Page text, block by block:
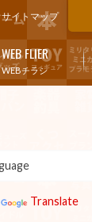
サイトマップ
WEBチラシ
WEB FLIER
Translate